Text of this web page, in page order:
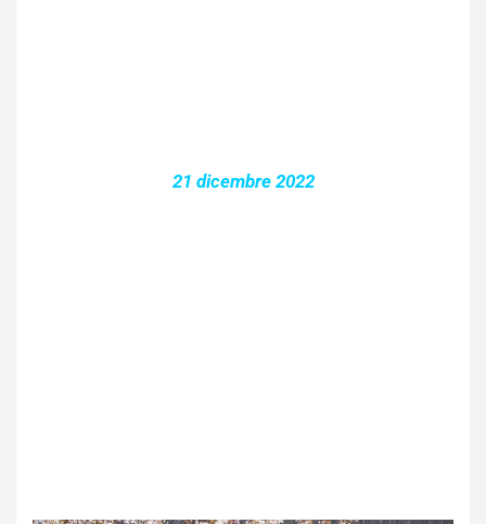
21 dicembre 2022